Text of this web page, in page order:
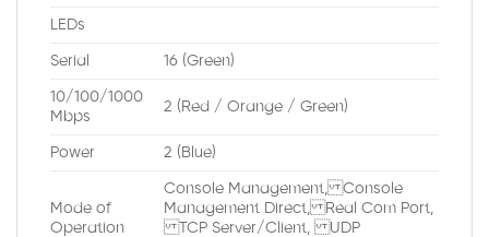
LEDs
Serial 16 (Green)
10/100/1000
Mbps
2 (Red / Orange / Green)
Power 2 (Blue)
Mode of
Operation
Console Management, Console
Management Direct, Real Com Port,
TCP Server/Client, UDP